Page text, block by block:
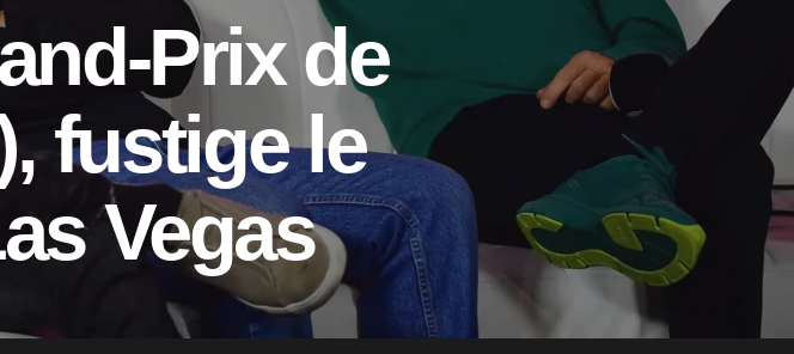
Prix de
fustige le
Vegas